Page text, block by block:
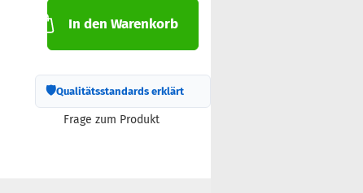
In den Warenkorb
🛡Qualitätsstandards erklärt
Frage zum Produkt